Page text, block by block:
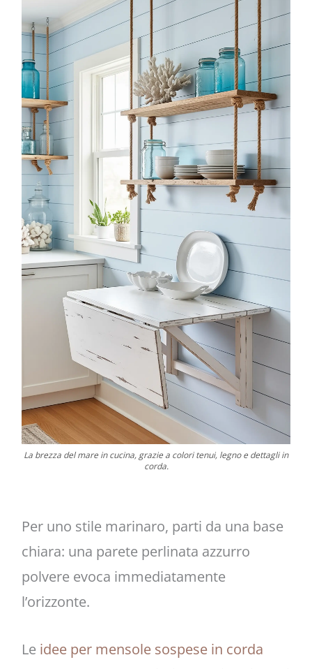
La brezza del mare in cucina, grazie a colori tenui, legno e dettagli in
corda.
Per uno stile marinaro, parti da una base
chiara: una parete perlinata azzurro
polvere evoca immediatamente
l’orizzonte.
Le idee per mensole sospese in corda